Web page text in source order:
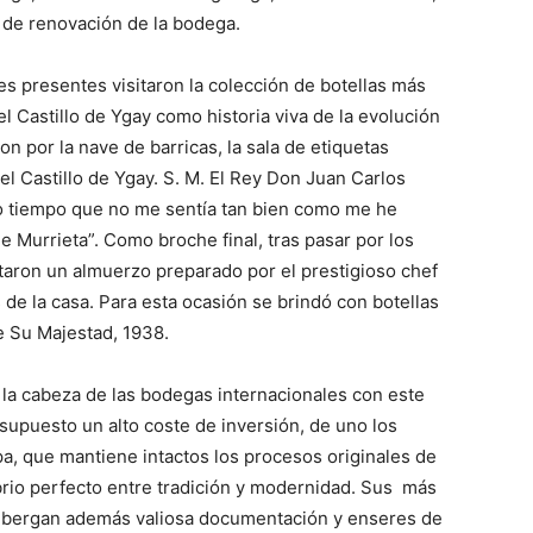
renovación de la bodega.
presentes visitaron la colección de botellas más
Castillo de Ygay como historia viva de la evolución
por la nave de barricas, la sala de etiquetas
de Ygay. S. M. El Rey Don Juan Carlos
que no me sentía tan bien como me he
Murrieta”. Como broche final, tras pasar por los
un almuerzo preparado por el prestigioso chef
la casa. Para esta ocasión se brindó con botellas
Majestad, 1938.
cabeza de las bodegas internacionales con este
un alto coste de inversión, de uno los
que mantiene intactos los procesos originales de
perfecto entre tradición y modernidad. Sus más
además valiosa documentación y enseres de